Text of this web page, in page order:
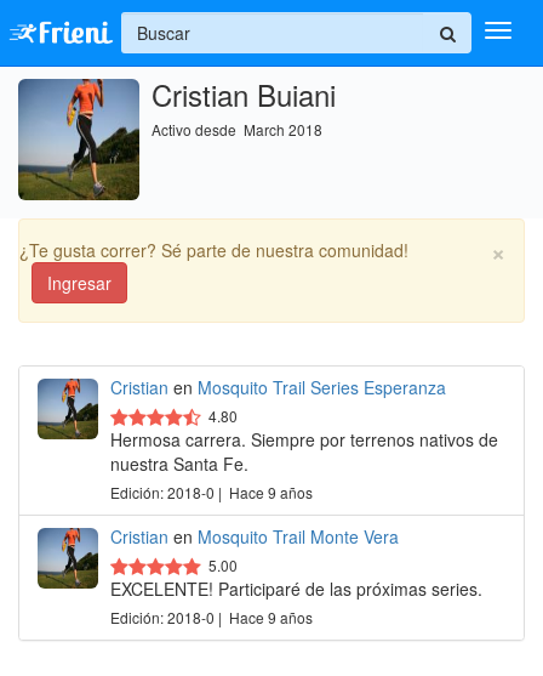
Ingresar
Inicio
Ayuda
+
Cristian Buiani
Activo desde March 2018
×
¿Te gusta correr? Sé parte de nuestra comunidad!
Ingresar
Cristian en Mosquito Trail Series Esperanza
4.80
Hermosa carrera. Siempre por terrenos nativos de
nuestra Santa Fe.
Edición: 2018-0 | Hace 9 años
Cristian en Mosquito Trail Monte Vera
5.00
EXCELENTE! Participaré de las próximas series.
Edición: 2018-0 | Hace 9 años